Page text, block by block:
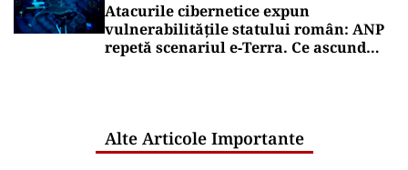
Atacurile cibernetice expun
vulnerabilitățile statului român: ANP
repetă scenariul e‑Terra. Ce ascund
Alte Articole Importante